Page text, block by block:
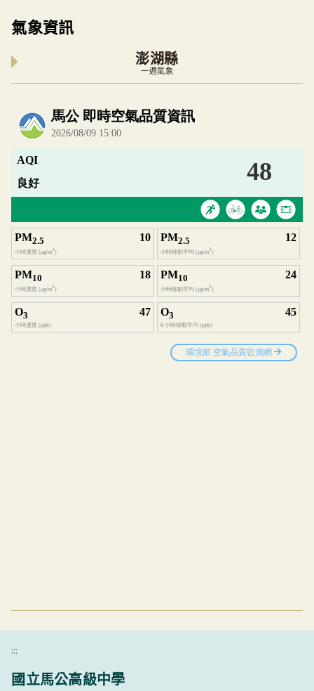
氣象資訊
澎湖縣
一週氣象
內嵌空氣品質小工具為視覺預覽，完整即時空
:::
國立馬公高級中學